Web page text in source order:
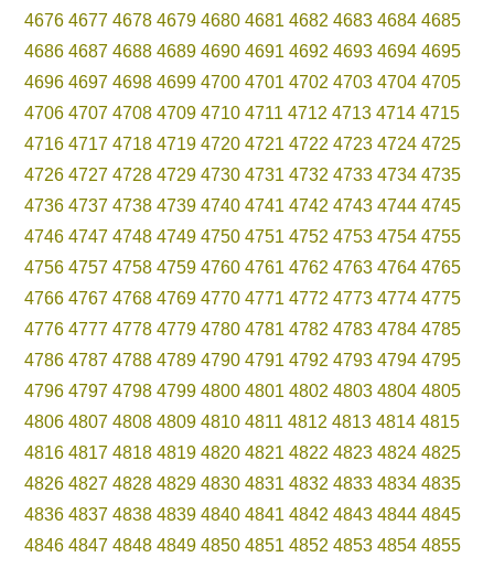
4676 4677 4678 4679 4680 4681 4682 4683 4684 4685
4686 4687 4688 4689 4690 4691 4692 4693 4694 4695
4696 4697 4698 4699 4700 4701 4702 4703 4704 4705
4706 4707 4708 4709 4710 4711 4712 4713 4714 4715
4716 4717 4718 4719 4720 4721 4722 4723 4724 4725
4726 4727 4728 4729 4730 4731 4732 4733 4734 4735
4736 4737 4738 4739 4740 4741 4742 4743 4744 4745
4746 4747 4748 4749 4750 4751 4752 4753 4754 4755
4756 4757 4758 4759 4760 4761 4762 4763 4764 4765
4766 4767 4768 4769 4770 4771 4772 4773 4774 4775
4776 4777 4778 4779 4780 4781 4782 4783 4784 4785
4786 4787 4788 4789 4790 4791 4792 4793 4794 4795
4796 4797 4798 4799 4800 4801 4802 4803 4804 4805
4806 4807 4808 4809 4810 4811 4812 4813 4814 4815
4816 4817 4818 4819 4820 4821 4822 4823 4824 4825
4826 4827 4828 4829 4830 4831 4832 4833 4834 4835
4836 4837 4838 4839 4840 4841 4842 4843 4844 4845
4846 4847 4848 4849 4850 4851 4852 4853 4854 4855